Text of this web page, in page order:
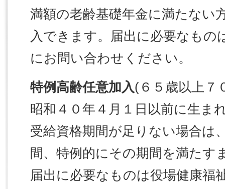
満額の老齢基礎年金に満たない
入できます。届出に必要なもの
にお問い合わせください。
特例高齢任意加入(６５歳以上７
昭和４０年４月１日以前に生ま
受給資格期間が足りない場合は
間、特例的にその期間を満たす
届出に必要なものは役場健康福